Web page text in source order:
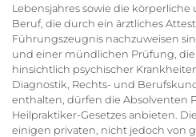
Lebensjahres sowie die
Beruf, die durch ein ärztliches
Führungszeugnis nachzuweisen
und einer mündlichen Prüfung, die
hinsichtlich psychischer
Diagnostik, Rechts- und
enthalten, dürfen die Absolventen
Heilpraktiker-Gesetzes anbieten.
einigen privaten, nicht jedoch von